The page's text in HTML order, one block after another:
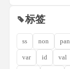
标签
ss non pan
var id val